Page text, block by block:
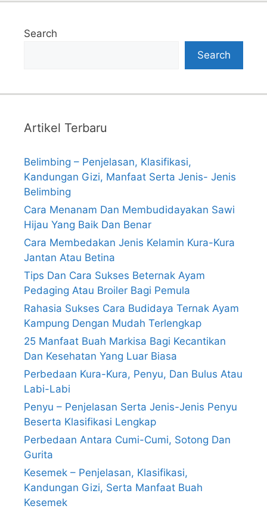
Search
Search
Artikel Terbaru
Belimbing – Penjelasan, Klasifikasi,
Kandungan Gizi, Manfaat Serta Jenis- Jenis
Belimbing
Cara Menanam Dan Membudidayakan Sawi
Hijau Yang Baik Dan Benar
Cara Membedakan Jenis Kelamin Kura-Kura
Jantan Atau Betina
Tips Dan Cara Sukses Beternak Ayam
Pedaging Atau Broiler Bagi Pemula
Rahasia Sukses Cara Budidaya Ternak Ayam
Kampung Dengan Mudah Terlengkap
25 Manfaat Buah Markisa Bagi Kecantikan
Dan Kesehatan Yang Luar Biasa
Perbedaan Kura-Kura, Penyu, Dan Bulus Atau
Labi-Labi
Penyu – Penjelasan Serta Jenis-Jenis Penyu
Beserta Klasifikasi Lengkap
Perbedaan Antara Cumi-Cumi, Sotong Dan
Gurita
Kesemek – Penjelasan, Klasifikasi,
Kandungan Gizi, Serta Manfaat Buah
Kesemek